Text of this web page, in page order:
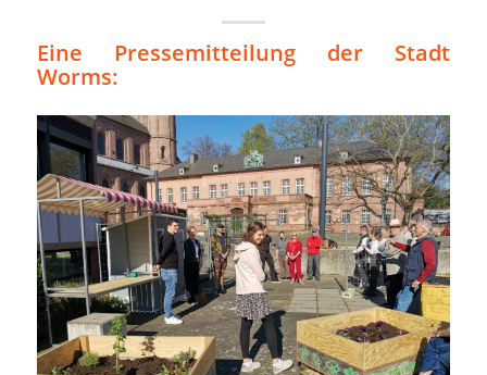
Eine Pressemitteilung der Stadt
Worms: